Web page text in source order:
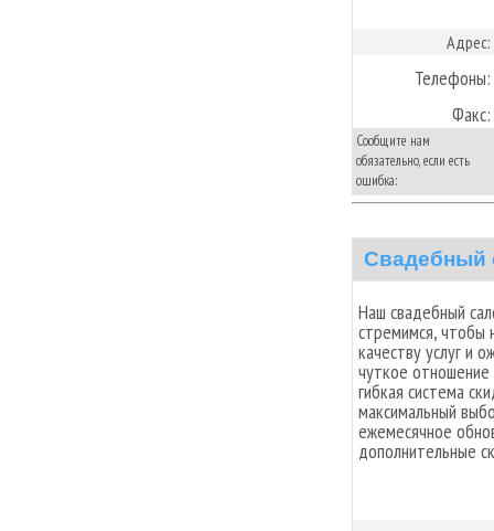
Адрес:
Телефоны:
Факс:
Сообщите нам
обязательно, если есть
ошибка:
Наш свадебный
стремимся, чтобы
качеству услуг и
чуткое
гибкая система
максимальный
ежемесячное
дополнительные